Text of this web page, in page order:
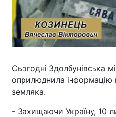
Сьогодні Здолбунівська
оприлюднила інформацію
земляка.
- Захищаючи Україну, 10